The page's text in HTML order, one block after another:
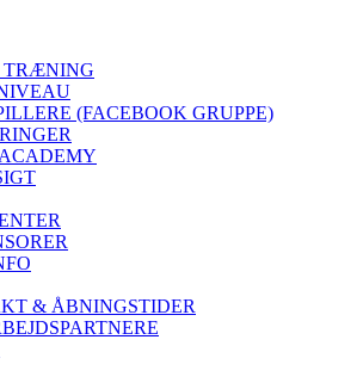
TRÆNING
(FACEBOOK GRUPPE)
& ÅBNINGSTIDER